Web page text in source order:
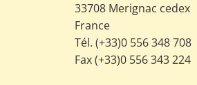
33708 Merignac cedex
France
Tél. (+33)0 556 348 708
Fax (+33)0 556 343 224